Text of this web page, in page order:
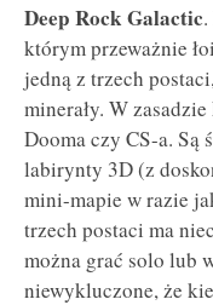
Deep Rock Galactic
którym przeważnie
jedną z trzech
minerały. W
Dooma czy CS-a. Są
labirynty 3D (z
mini-mapie w razie
trzech postaci ma
można grać solo lub
niewykluczone, że